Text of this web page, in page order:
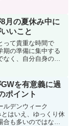
、教員と保護者が生
い...
8月の夏休み中に
いこと
って貴重な時間で
期の準備に集中する
なく、自分自身のス
夏休み中にしておく
紹介し...
GWを有意義に過
ポイント
ルデンウィーク
とはいえ、ゆっくり休
も多いのではない